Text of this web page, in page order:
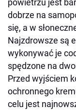
powietrzu jest
dobrze na
się, a w
Najzdrowsze są
wykonywać je
spędzone na
Przed wyjściem
ochronnego
celu jest